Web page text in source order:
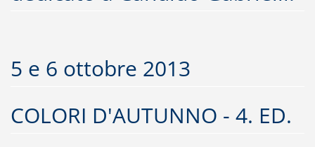
5 e 6 ottobre 2013
COLORI D'AUTUNNO - 4. ED.